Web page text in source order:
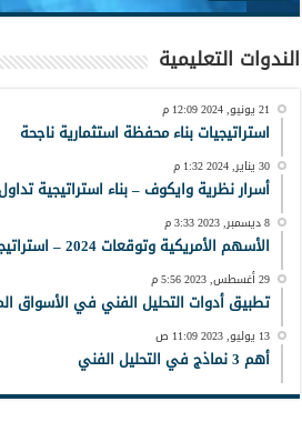
الندوات التعليمية
21 يونيو, 2024 12:09 م
استراتيجيات بناء محفظة استثمارية ناجحة
30 يناير, 2024 1:32 م
أسرار نظرية وايكوف – بناء استراتيجية
8 ديسمبر, 2023 3:33 م
الأسهم الأمريكية وتوقعات 2024 – استراتيجيات وفرص أهم 5 أسهم
29 أغسطس, 2023 5:56 م
تطبيق أدوات التحليل الفني في الأسواق
13 يوليو, 2023 11:09 ص
أهم 3 نماذج في التحليل الفني